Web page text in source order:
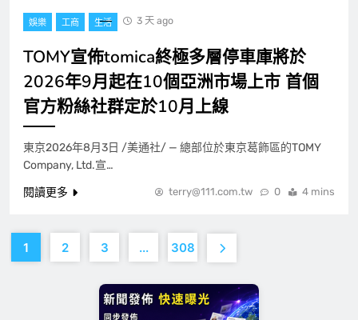
娛樂 工商 生活 3 天 ago
TOMY宣佈tomica終極多層停車庫將於
2026年9月起在10個亞洲市場上市 首個
官方粉絲社群定於10月上線
東京2026年8月3日 /美通社/ — 總部位於東京葛飾區的TOMY
Company, Ltd.宣…
閱讀更多
terry@111.com.tw 0 4 mins
1 2 3 ... 308